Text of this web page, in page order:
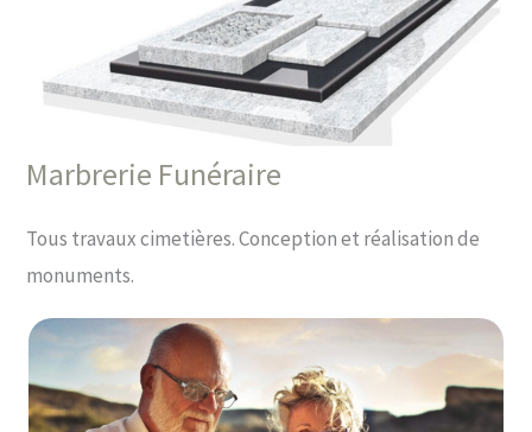
Marbrerie Funéraire
Tous travaux cimetières. Conception et réalisation de
monuments.